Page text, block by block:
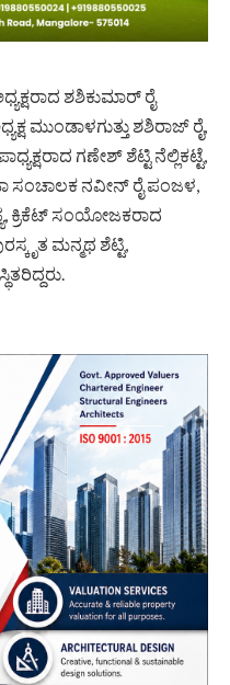
ಶಶಿಕುಮಾರ್ ರೈ
ಮುಂಡಾಳಗುತ್ತು ಶಶಿರಾಜ್ ರೈ,
ಗಣೇಶ್ ಶೆಟ್ಟಿ ನೆಲ್ಲಿಕಟ್ಟೆ,
ಸಂಚಾಲಕ ನವೀನ್ ರೈ ಪಂಜಳ,
ಕ್ರಿಕೆಟ್ ಸಂಯೋಜಕರಾದ
ಮನ್ಮಥ ಶೆಟ್ಟಿ,